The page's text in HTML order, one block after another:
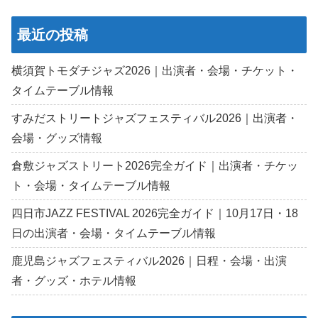
最近の投稿
横須賀トモダチジャズ2026｜出演者・会場・チケット・
タイムテーブル情報
すみだストリートジャズフェスティバル2026｜出演者・
会場・グッズ情報
倉敷ジャズストリート2026完全ガイド｜出演者・チケッ
ト・会場・タイムテーブル情報
四日市JAZZ FESTIVAL 2026完全ガイド｜10月17日・18
日の出演者・会場・タイムテーブル情報
鹿児島ジャズフェスティバル2026｜日程・会場・出演
者・グッズ・ホテル情報